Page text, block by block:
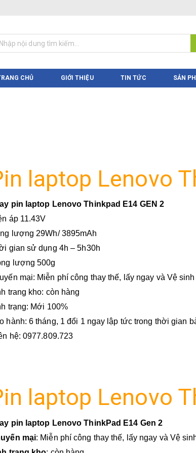
CHỦ GIỚI THIỆU TIN TỨC SẢN
laptop Lenovo
pin laptop Lenovo Thinkpad E14 GEN 2
áp 11.43V
lượng 29Wh/3895mAh
gian sử dụng 4h – 5h30h
lượng 500g
mại: Miễn phí công thay thế, lấy ngay và Vệ
trang kho: còn hàng
trạng: Mới 100%
hành: 6 tháng, 1 đổi 1 ngay lập tức trong thời gian
hệ: 0977.809.723
laptop Lenovo
pin laptop Lenovo ThinkPad E14 Gen 2
mại: Miễn phí công thay thế, lấy ngay và Vệ